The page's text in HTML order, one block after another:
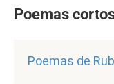
Poemas
Poemas de